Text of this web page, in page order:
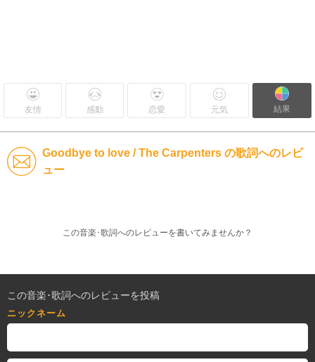
友情 感動 恋愛 元気 結果
Goodbye to love / The Carpenters の歌詞へのレビ
ュー
この音楽･歌詞へのレビューを書いてみませんか？
この音楽･歌詞へのレビューを投稿
ニックネーム